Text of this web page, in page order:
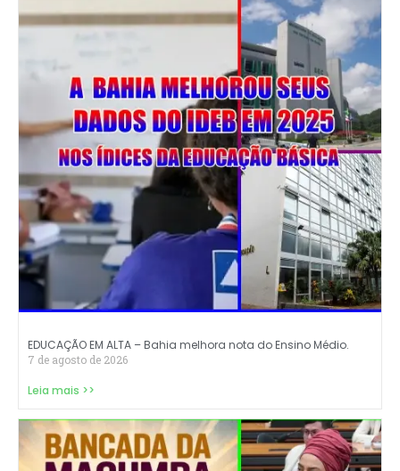
EDUCAÇÃO EM ALTA – Bahia melhora nota do Ensino Médio.
7 de agosto de 2026
Leia mais >>